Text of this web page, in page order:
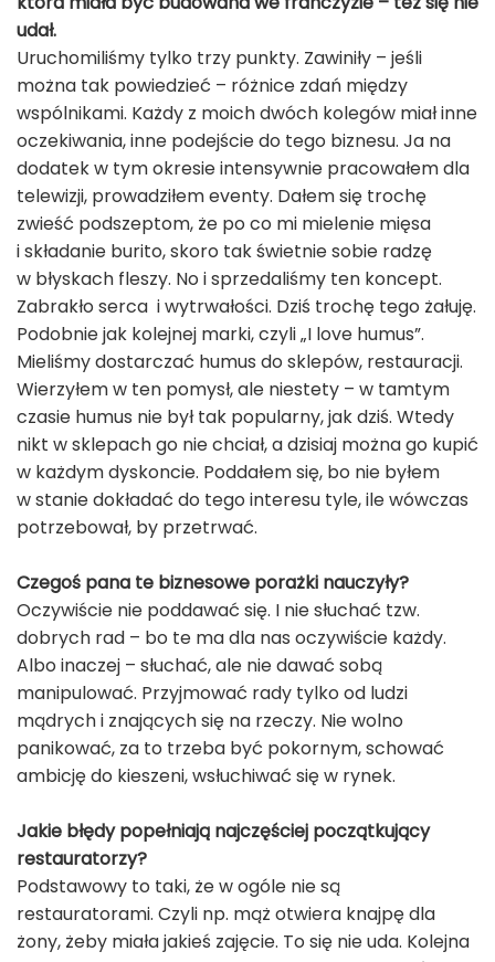
udał.
Uruchomiliśmy tylko trzy punkty. Zawiniły – jeśli
można tak powiedzieć – różnice zdań między
wspólnikami. Każdy z moich dwóch kolegów miał inne
oczekiwania, inne podejście do tego biznesu. Ja na
dodatek w tym okresie intensywnie pracowałem dla
telewizji, prowadziłem eventy. Dałem się trochę
zwieść podszeptom, że po co mi mielenie mięsa
i składanie burito, skoro tak świetnie sobie radzę
w błyskach fleszy. No i sprzedaliśmy ten koncept.
Zabrakło serca i wytrwałości. Dziś trochę tego żałuję.
Podobnie jak kolejnej marki, czyli „I love humus”.
Mieliśmy dostarczać humus do sklepów, restauracji.
Wierzyłem w ten pomysł, ale niestety – w tamtym
czasie humus nie był tak popularny, jak dziś. Wtedy
nikt w sklepach go nie chciał, a dzisiaj można go kupić
w każdym dyskoncie. Poddałem się, bo nie byłem
w stanie dokładać do tego interesu tyle, ile wówczas
potrzebował, by przetrwać.
Czegoś pana te biznesowe porażki nauczyły?
Oczywiście nie poddawać się. I nie słuchać tzw.
dobrych rad – bo te ma dla nas oczywiście każdy.
Albo inaczej – słuchać, ale nie dawać sobą
manipulować. Przyjmować rady tylko od ludzi
mądrych i znających się na rzeczy. Nie wolno
panikować, za to trzeba być pokornym, schować
ambicję do kieszeni, wsłuchiwać się w rynek.
Jakie błędy popełniają najczęściej początkujący
restauratorzy?
Podstawowy to taki, że w ogóle nie są
restauratorami. Czyli np. mąż otwiera knajpę dla
żony, żeby miała jakieś zajęcie. To się nie uda. Kolejna